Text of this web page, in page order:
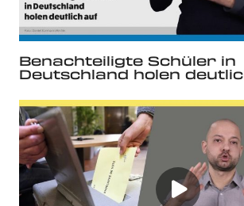
Benachteiligte Schüler in
Deutschland holen